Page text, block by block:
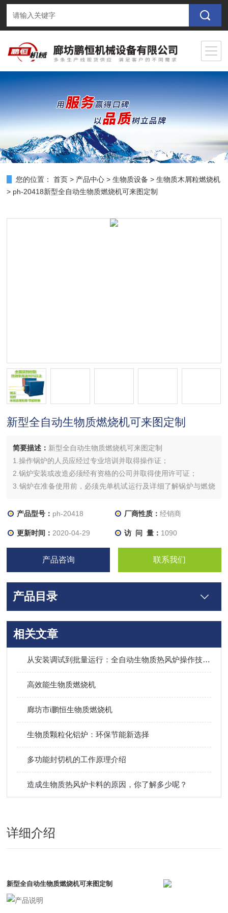
您的位置： 首页 > 产品中心 >生物质设备 >生物质木屑粒燃烧机
> ph-20418新型全自动生物质燃烧机可来图定制
新型全自动生物质燃烧机可来图定制
简要描述： 新型全自动生物质燃烧机可来图定制
1.操作锅炉的人员应经过专业培训并取得操作证；
2.锅炉安装或改造必须经有资格的公司并取得使用许可证；
3.锅炉在准备使用前，必须先单机试运行及详细了解锅炉与燃烧
4.锅炉禁止超过设计规范使用及强行限制安全保护设置的正常工
5.安装、使用、维修、保养等必须按国家相应的规定进行；
6.锅炉设备在运行时必须有专人值守；
产品型号： ph-20418 厂商性质： 经销商
更新时间： 2020-04-29 访 问 量： 1090
产品咨询 联系我们
产品目录
相关文章
从安装调试到批量运行：全自动生物质热风炉操作技巧、烟气处理及长期稳定运行全攻略
高效能生物质燃烧机
廊坊市i鹏恒生物质燃烧机
生物质颗粒化铝炉：环保节能新选择
多功能封切机的工作原理介绍
造成生物质热风炉卡料的原因，你了解多少呢？
详细介绍
新型全自动生物质燃烧机可来图定制